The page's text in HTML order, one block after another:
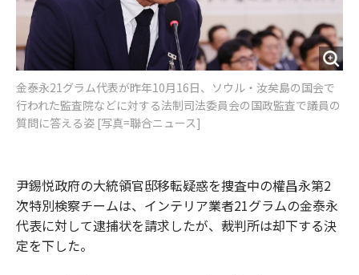
金泰永21グラム代表が昨年10月16日、ソウル・汝矣島の国会で
行われた監査院などに対する法制司法委員会の国政監査で議員の
質問に答える姿 [写真=聯合ニュース]
尹錫悦政府の大統領官邸移転疑惑を捜査中の權昌永第2
次特別検察チームは、インテリア業者21グラムの金泰永
代表に対して逮捕状を請求したが、裁判所は却下する決
定を下した。